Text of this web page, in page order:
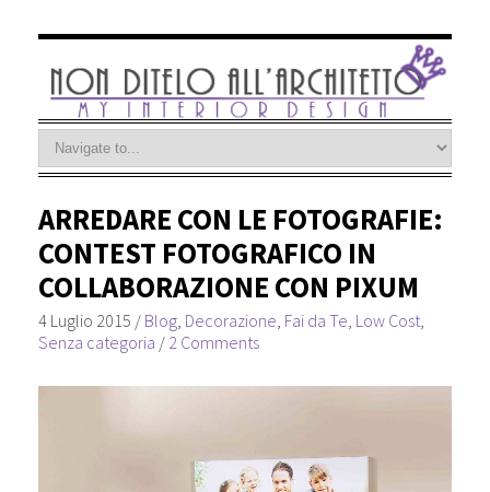
ARREDARE CON LE FOTOGRAFIE:
CONTEST FOTOGRAFICO IN
COLLABORAZIONE CON PIXUM
4 Luglio 2015 / Blog, Decorazione Fai da Te Low Cost,
Senza categoria / 2 Comments